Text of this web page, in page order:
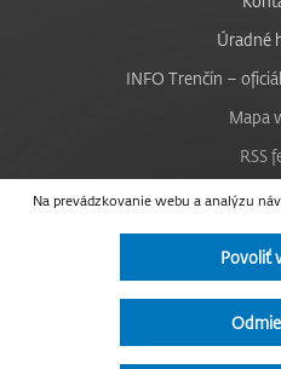
Na prevádzkovanie webu a analýzu
Povoliť
Úradné
INFO Trenčín –
Mapa
RSS
Vyhlásenie o